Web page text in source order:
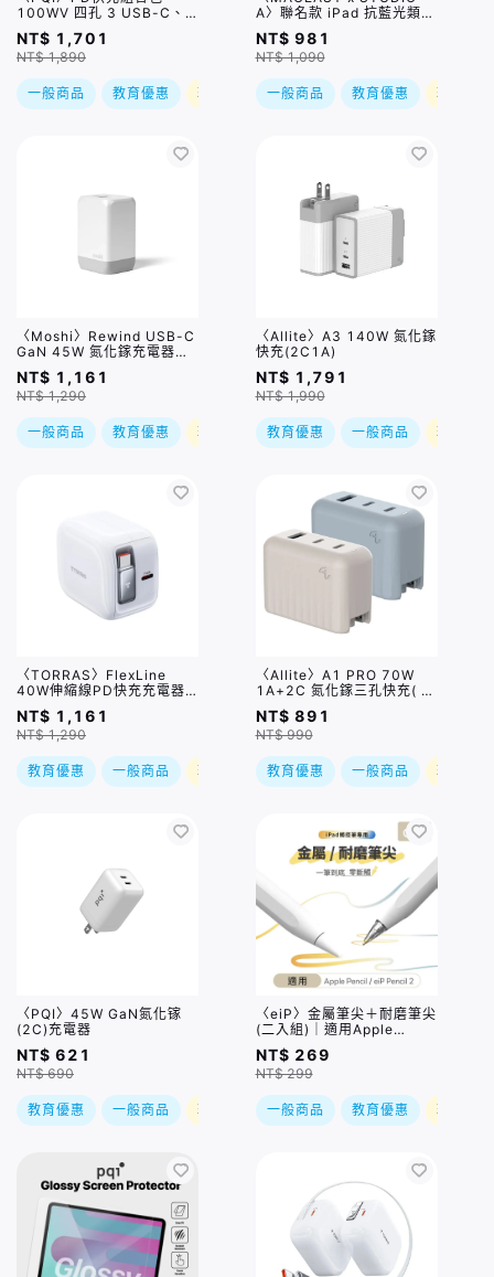
100WV 四孔 3 USB-C、
USB-A 100W / USB-C to
C 100公分 5A編織快充線
NT$ 1,701
NT$ 1,890
一般商品 教育優惠 現折
A〉聯名款 iPad 抗藍光類紙
膜保護貼
NT$ 981
NT$ 1,090
一般商品 教育優惠 現折
〈Moshi〉Rewind USB-C
GaN 45W 氮化鎵充電器
(1A1C)
NT$ 1,161
NT$ 1,290
一般商品 教育優惠 現折
〈Allite〉A3 140W 氮化鎵
快充(2C1A)
NT$ 1,791
NT$ 1,990
教育優惠 一般商品 現折
〈TORRAS〉FlexLine
40W伸縮線PD快充充電器
(2C) 白色
NT$ 1,161
NT$ 1,290
教育優惠 一般商品 現折
〈Allite〉A1 PRO 70W
1A+2C 氮化鎵三孔快充( 附
多國轉接頭) / 兩色
NT$ 891
NT$ 990
教育優惠 一般商品 現折
〈PQI〉45W GaN氮化镓
(2C)充電器
NT$ 621
NT$ 690
教育優惠 一般商品 現折
〈eiP〉金屬筆尖＋耐磨筆尖
(二入組)｜適用Apple
Pencil 1/2代、eiP Pencil
2/AX Pro2/AX Ultra
NT$ 269
NT$ 299
一般商品 教育優惠 現折